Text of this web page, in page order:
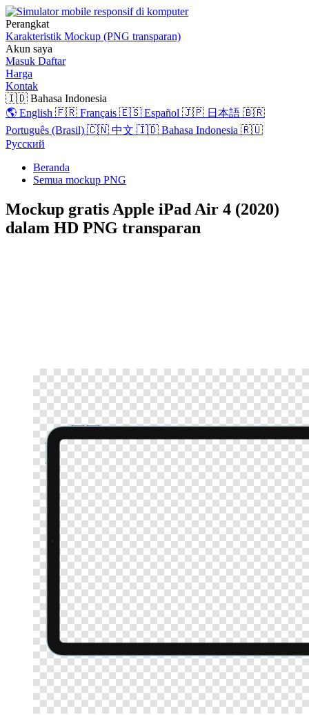
Perangkat
Karakteristik Mockup (PNG transparan)
Akun saya
Masuk Daftar
Harga
Kontak
🇮🇩 Bahasa Indonesia
🌎 English 🇫🇷 Français 🇪🇸 Español 🇯🇵 日本語 🇧🇷
Português (Brasil) 🇨🇳 中文 🇮🇩 Bahasa Indonesia 🇷🇺
Русский
Beranda
Semua mockup PNG
Mockup gratis Apple iPad Air 4 (2020)
dalam HD PNG transparan